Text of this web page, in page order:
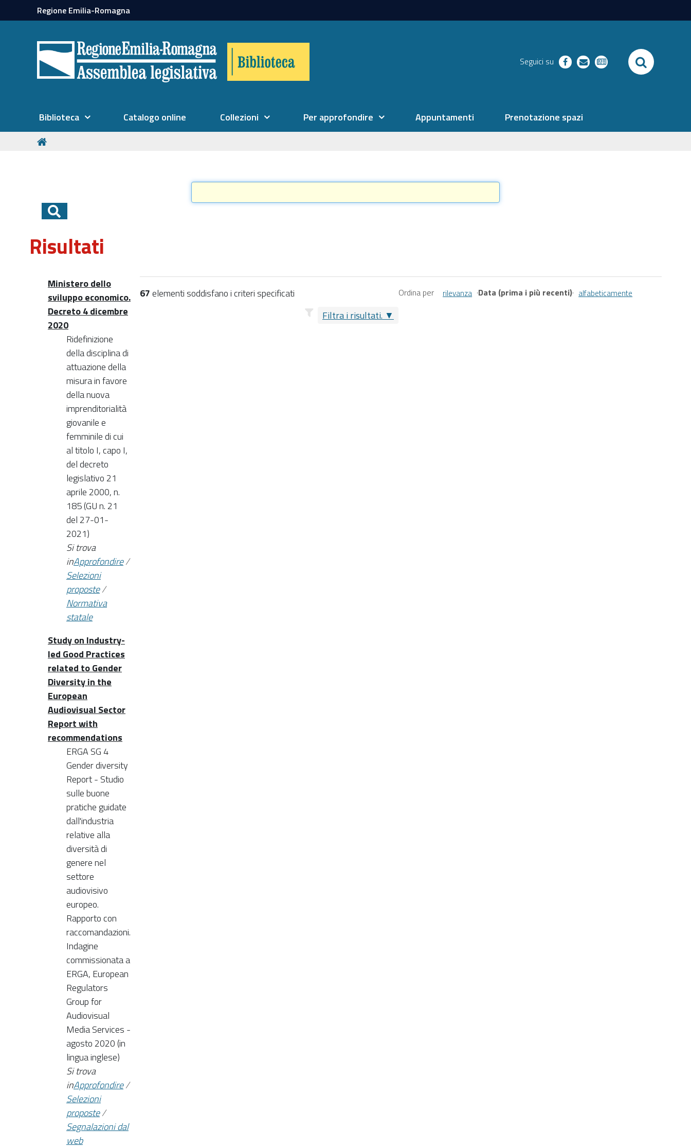
Regione Emilia-Romagna
Seguici su facebookrichiestenewsletter SEARCH
Biblioteca Catalogo online Collezioni Per approfondire Appuntamenti Prenotazione spazi
Risultati
67elementi soddisfano i criteri specificati
Filtra i risultati.
Ordina per rilevanza ·Data (prima i più recenti)· alfabeticamente
Ministero dello
sviluppo economico.
Decreto 4 dicembre
2020
Ridefinizione
della disciplina di
attuazione della
misura in favore
della nuova
imprenditorialità
giovanile e
femminile di cui
al titolo I, capo I,
del decreto
legislativo 21
aprile 2000, n.
185 (GU n. 21
del 27-01-
2021)
Si trova
inApprofondire/
Selezioni
proposte/
Normativa
statale
Study on Industry-
led Good Practices
related to Gender
Diversity in the
European
Audiovisual Sector
Report with
recommendations
ERGA SG 4
Gender diversity
Report - Studio
sulle buone
pratiche guidate
dall'industria
relative alla
diversità di
genere nel
settore
audiovisivo
europeo.
Rapporto con
raccomandazioni.
Indagine
commissionata a
ERGA, European
Regulators
Group for
Audiovisual
Media Services -
agosto 2020 (in
lingua inglese)
Si trova
inApprofondire/
Selezioni
proposte/
Segnalazioni dal
web